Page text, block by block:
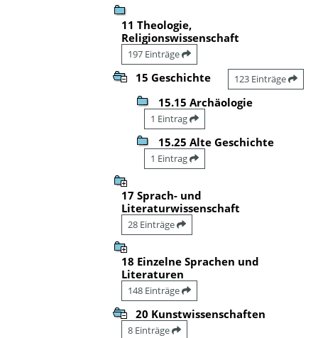
11 Theologie,
Religionswissenschaft
197 Einträge
15 Geschichte 123 Einträge
15.15 Archäologie
1 Eintrag
15.25 Alte Geschichte
1 Eintrag
17 Sprach- und
Literaturwissenschaft
28 Einträge
18 Einzelne Sprachen und
Literaturen
148 Einträge
20 Kunstwissenschaften
8 Einträge